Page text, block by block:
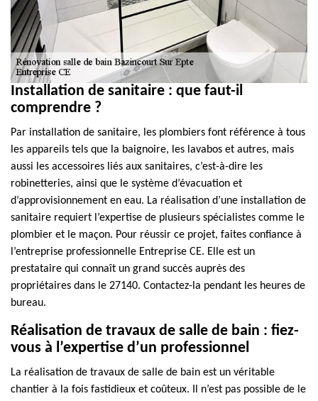
Installation de sanitaire : que faut-il
comprendre ?
Par installation de sanitaire, les plombiers font référence à tous
les appareils tels que la baignoire, les lavabos et autres, mais
aussi les accessoires liés aux sanitaires, c’est-à-dire les
robinetteries, ainsi que le système d’évacuation et
d’approvisionnement en eau. La réalisation d’une installation de
sanitaire requiert l’expertise de plusieurs spécialistes comme le
plombier et le maçon. Pour réussir ce projet, faites confiance à
l’entreprise professionnelle Entreprise CE. Elle est un
prestataire qui connaît un grand succès auprès des
propriétaires dans le 27140. Contactez-la pendant les heures de
bureau.
Réalisation de travaux de salle de bain : fiez-
vous à l’expertise d’un professionnel
La réalisation de travaux de salle de bain est un véritable
chantier à la fois fastidieux et coûteux. Il n’est pas possible de le